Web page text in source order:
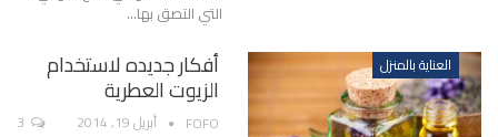
التي التصق بها…
العناية بالمنزل أفكار جديده لاستخدام
الزيوت العطرية
FOFO أبريل 19, 2014